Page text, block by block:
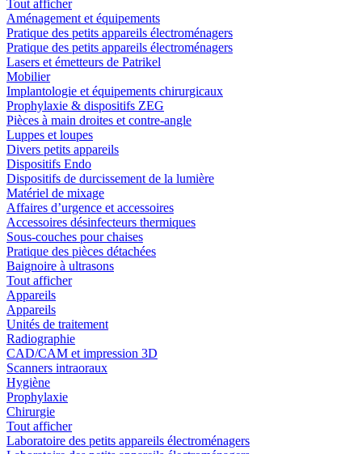
Tout afficher
Aménagement et équipements
Pratique des petits appareils électroménagers
Pratique des petits appareils électroménagers
Lasers et émetteurs de Patrikel
Mobilier
Implantologie et équipements chirurgicaux
Prophylaxie & dispositifs ZEG
Pièces à main droites et contre-angle
Luppes et loupes
Divers petits appareils
Dispositifs Endo
Dispositifs de durcissement de la lumière
Matériel de mixage
Affaires d’urgence et accessoires
Accessoires désinfecteurs thermiques
Sous-couches pour chaises
Pratique des pièces détachées
Baignoire à ultrasons
Tout afficher
Appareils
Appareils
Unités de traitement
Radiographie
CAD/CAM et impression 3D
Scanners intraoraux
Hygiène
Prophylaxie
Chirurgie
Tout afficher
Laboratoire des petits appareils électroménagers